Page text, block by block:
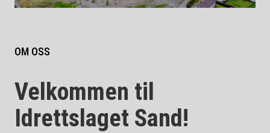
OM OSS
Velkommen til
Idrettslaget Sand!